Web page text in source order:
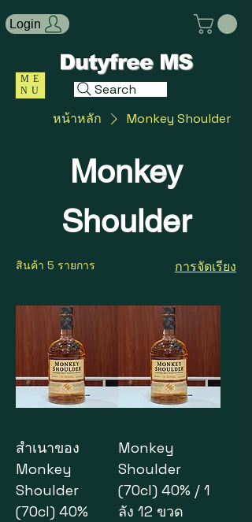
ME
NU
Search
Login
Dutyfree MS
หน้าหลัก Monkey Shoulder
Monkey
Shoulder
สินค้า 5 รายการ การจัดเรียง
สำเนาของ
Monkey
Shoulder
(70cl) 40%
Monkey
Shoulder
(70cl) 40% / 1
ลัง 12 ขวด